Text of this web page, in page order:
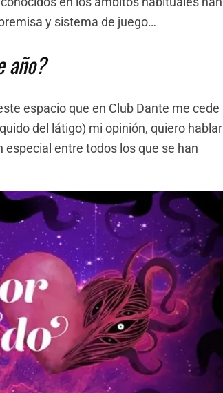
y sistema de juego…
año?
espacio que en Club Dante me cede
del látigo) mi opinión, quiero hablar
entre todos los que se han